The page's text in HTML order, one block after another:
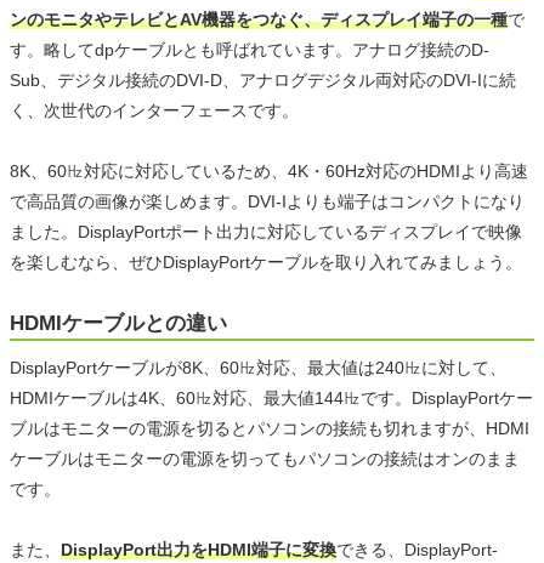
ンのモニタやテレビとAV機器をつなぐ、ディスプレイ端子の一種で
す。略してdpケーブルとも呼ばれています。アナログ接続のD-
Sub、デジタル接続のDVI-D、アナログデジタル両対応のDVI-Iに続
く、次世代のインターフェースです。
8K、60㎐対応に対応しているため、4K・60Hz対応のHDMIより高速
で高品質の画像が楽しめます。DVI-Iよりも端子はコンパクトになり
ました。DisplayPortポート出力に対応しているディスプレイで映像
を楽しむなら、ぜひDisplayPortケーブルを取り入れてみましょう。
HDMIケーブルとの違い
DisplayPortケーブルが8K、60㎐対応、最大値は240㎐に対して、
HDMIケーブルは4K、60㎐対応、最大値144㎐です。DisplayPortケー
ブルはモニターの電源を切るとパソコンの接続も切れますが、HDMI
ケーブルはモニターの電源を切ってもパソコンの接続はオンのまま
です。
また、 DisplayPort出力をHDMI端子に変換できる、DisplayPort-